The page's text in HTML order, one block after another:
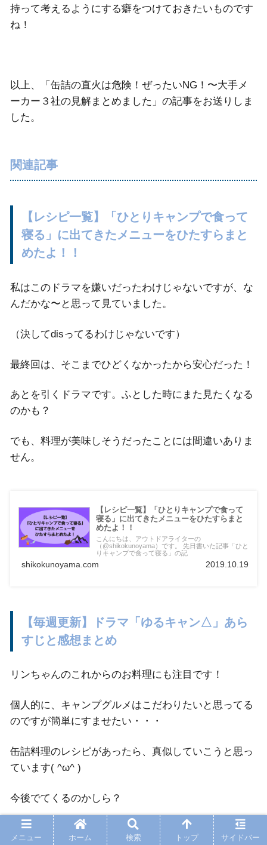
持って考えるようにする癖をつけておきたいものです
ね！
以上、「缶詰の直火は危険！ぜったいNG！〜大手メ
ーカー３社の見解まとめました」の記事をお送りしま
した。
関連記事
【レシピ一覧】「ひとりキャンプで食って
寝る」に出てきたメニューをひたすらまと
めたよ！！
私はこのドラマを嫌いだったわけじゃないですが、な
んだかな〜と思って見ていました。
（決してdisってるわけじゃないです）
最終回は、そこまでひどくなかったから安心だった！
あとを引くドラマです。ふとした時にまた見たくなる
のかも？
でも、料理が美味しそうだったことには間違いありま
せん。
【レシピ一覧】「ひとりキャンプで食って
寝る」に出てきたメニューをひたすらまと
めたよ！！
こんにちは、アウトドアライターの
（@shikokunoyama）です。 先日書いた記事「ひと
りキャンプで食って寝る」の記
shikokunoyama.com 2019.10.19
【毎週更新】ドラマ「ゆるキャン△」あら
すじと感想まとめ
リンちゃんのこれからのお料理にも注目です！
個人的に、キャンプグルメはこだわりたいと思ってる
のですが簡単にすませたい・・・
缶詰料理のレシピがあったら、真似していこうと思っ
ています( ^ω^ )
今後でてくるのかしら？
メニュー ホーム 検索 トップ サイドバー